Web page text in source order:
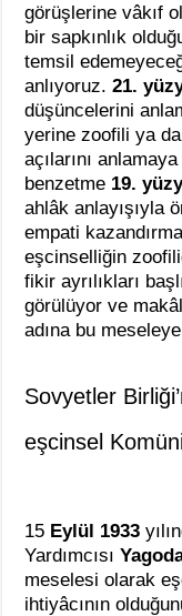
görüşlerine vâkıf
bir sapkınlık
temsil
anlıyoruz.21.
düşüncelerini
yerine zoofili ya
açılarını
benzetme 19.
ahlâk anlayışıyla
empati
eşcinselliğin
fikir ayrılıkları
görülüyor ve
adına bu
Sovyetler
eşcinsel
15 Eylül 1933
Yardımcısı
meselesi olarak
ihtiyâcının